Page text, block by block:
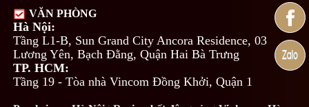
VĂN PHÒNG
Hà Nội:
Tầng L1-B, Sun Grand City Ancora Residence, 03
Lương Yên, Bạch Đằng, Quận Hai Bà Trưng
TP. HCM:
Tầng 19 - Tòa nhà Vincom Đồng Khởi, Quận 1